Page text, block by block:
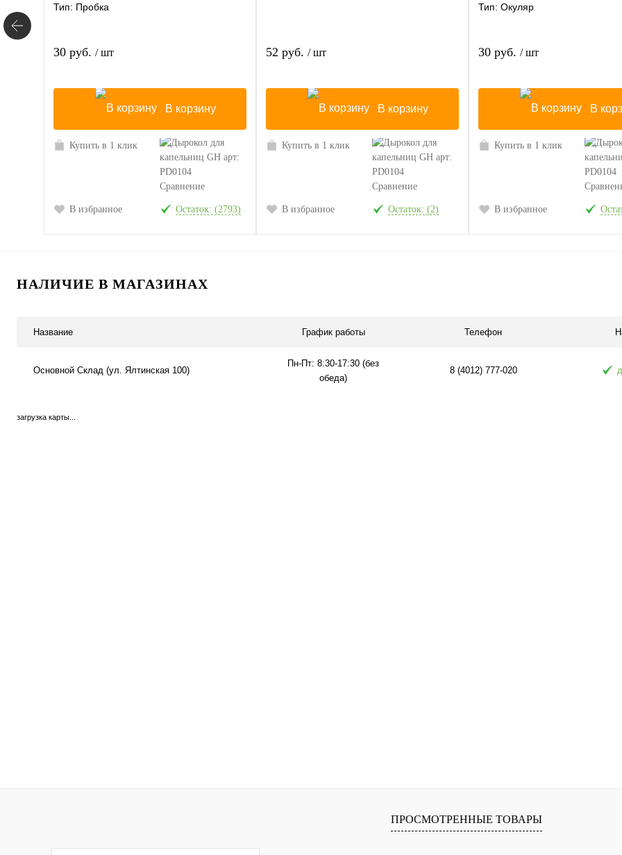
Тип: Пробка
30 руб. / шт
В корзину
Купить в 1 клик
Сравнение
В избранное Остаток: (2793)
52 руб. / шт
В корзину
Купить в 1 клик
Сравнение
В избранное Остаток: (2)
Тип: Окуляр
30 руб. / шт
В
Купить в 1 клик
В избранное
НАЛИЧИЕ В МАГАЗИНАХ
Название График работы Телефон
Основной Склад (ул. Ялтинская 100)
Пн-Пт: 8:30-17:30 (без
обеда)
8 (4012) 777-020
загрузка карты...
ПРОСМОТРЕННЫЕ ТОВАРЫ